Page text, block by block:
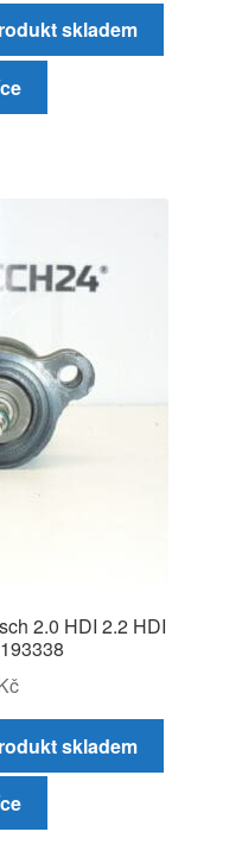
skladem
2.0 HDI 2.2 HDI
skladem